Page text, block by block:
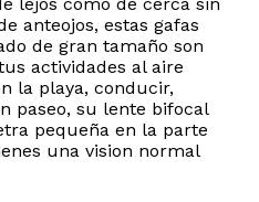
anteojos, estas gafas
de gran tamaño son
actividades al aire
la playa, conducir,
paseo, su lente bifocal
pequeña en la parte
una vision normal